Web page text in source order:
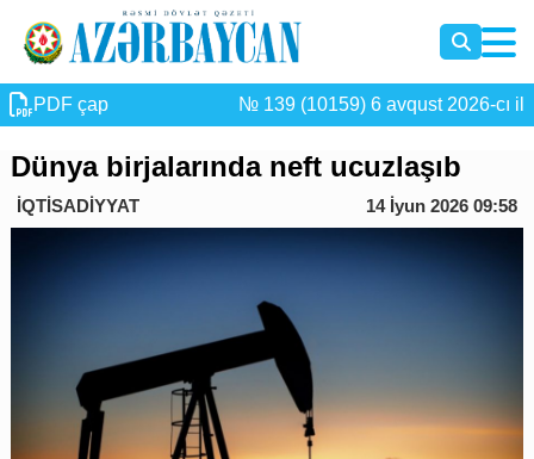
PDF çap № 139 (10159) 6 avqust 2026-cı il
Dünya birjalarında neft ucuzlaşıb
İQTİSADİYYAT 14 İyun 2026 09:58